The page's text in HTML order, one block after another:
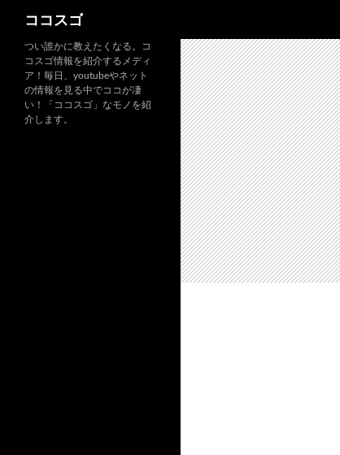
ココスゴ
つい誰かに教えたくなる。コ
コスゴ情報を紹介するメディ
ア！毎日、youtubeやネット
の情報を見る中でココが凄
い！「ココスゴ」なモノを紹
介します。